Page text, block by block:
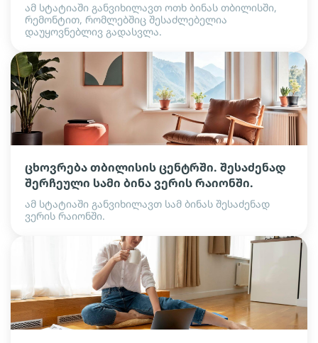
ამ სტატიაში განვიხილავთ ოთხ ბინას თბილისში,
რემონტით, რომლებშიც შესაძლებელია
დაუყოვნებლივ გადასვლა.
ცხოვრება თბილისის ცენტრში. შესაძენად
შერჩეული სამი ბინა ვერის რაიონში.
ამ სტატიაში განვიხილავთ სამ ბინას შესაძენად
ვერის რაიონში.